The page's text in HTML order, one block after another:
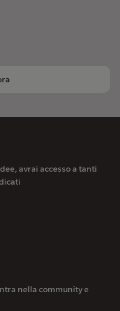
avrai accesso a tanti
nella community e